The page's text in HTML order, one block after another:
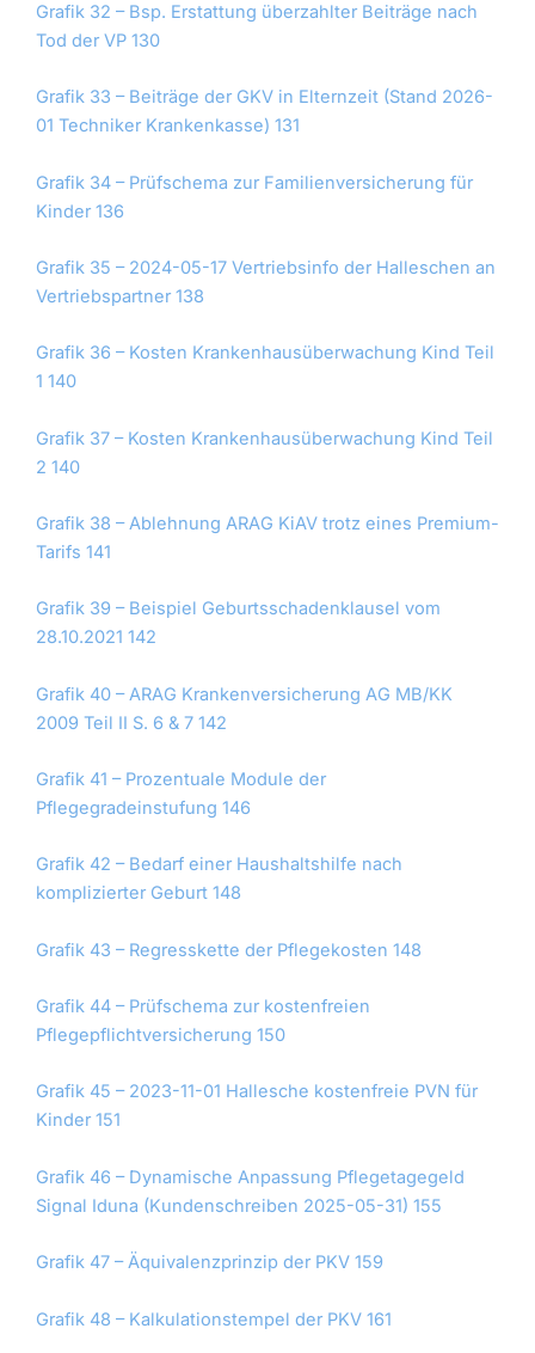
Grafik 32 – Bsp. Erstattung überzahlter Beiträge nach
Tod der VP 130
Grafik 33 – Beiträge der GKV in Elternzeit (Stand 2026-
01 Techniker Krankenkasse) 131
Grafik 34 – Prüfschema zur Familienversicherung für
Kinder 136
Grafik 35 – 2024-05-17 Vertriebsinfo der Halleschen an
Vertriebspartner 138
Grafik 36 – Kosten Krankenhausüberwachung Kind Teil
1 140
Grafik 37 – Kosten Krankenhausüberwachung Kind Teil
2 140
Grafik 38 – Ablehnung ARAG KiAV trotz eines Premium-
Tarifs 141
Grafik 39 – Beispiel Geburtsschadenklausel vom
28.10.2021 142
Grafik 40 – ARAG Krankenversicherung AG MB/KK
2009 Teil II S. 6 & 7 142
Grafik 41 – Prozentuale Module der
Pflegegradeinstufung 146
Grafik 42 – Bedarf einer Haushaltshilfe nach
komplizierter Geburt 148
Grafik 43 – Regresskette der Pflegekosten 148
Grafik 44 – Prüfschema zur kostenfreien
Pflegepflichtversicherung 150
Grafik 45 – 2023-11-01 Hallesche kostenfreie PVN für
Kinder 151
Grafik 46 – Dynamische Anpassung Pflegetagegeld
Signal Iduna (Kundenschreiben 2025-05-31) 155
Grafik 47 – Äquivalenzprinzip der PKV 159
Grafik 48 – Kalkulationstempel der PKV 161